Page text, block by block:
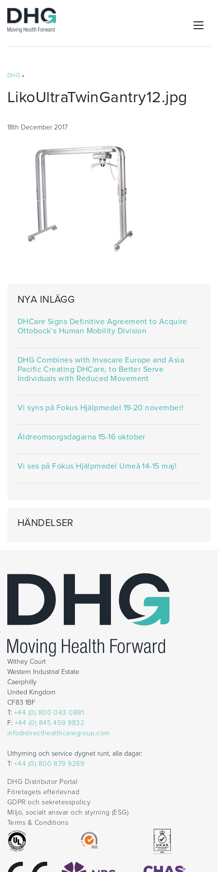
DHG »
LikoUltraTwinGantry12.jpg
18th December 2017
NYA INLÄGG
DHCare Signs Definitive Agreement to Acquire
Ottobock’s Human Mobility Division
DHG Combines with Invacare Europe and Asia
Pacific Creating DHCare, to Better Serve
Individuals with Reduced Movement
Vi syns på Fokus Hjälpmedel 19-20 november!
Äldreomsorgsdagarna 15-16 oktober
Vi ses på Fokus Hjälpmedel Umeå 14-15 maj!
HÄNDELSER
Withey Court
Western Industrial Estate
Caerphilly
United Kingdom
CF83 1BF
T: +44 (0) 800 043 0881
F: +44 (0) 845 459 9832
info@directhealthcaregroup.com
Uthyrning och service dygnet runt, alla dagar:
T: +44 (0) 800 879 9289
DHG Distributor Portal
Företagets efterlevnad
GDPR och sekretesspolicy
Miljö, socialt ansvar och styrning (ESG)
Terms & Conditions